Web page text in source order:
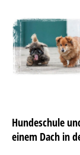
Hundeschule
einem Dach in